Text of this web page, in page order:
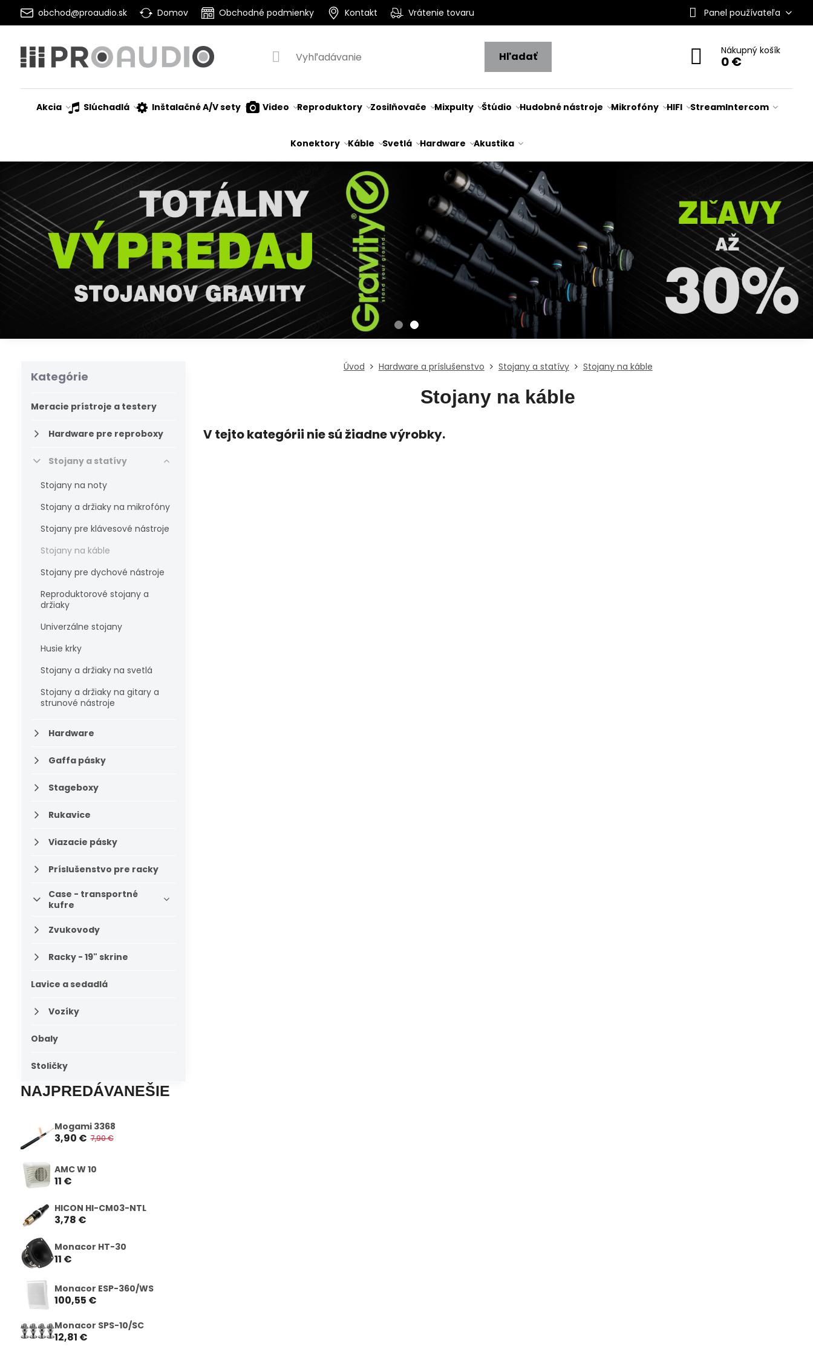
obchod@proaudio.sk Domov Obchodné podmienky Kontakt Vrátenie tovaru Panel používateľa
Hľadať Nákupný košík
0 €
Akcia Slúchadlá Inštalačné A/V sety Video Reproduktory Zosilňovače Mixpulty Štúdio Hudobné nástroje Mikrofóny HIFI StreamIntercom
Konektory Káble Svetlá Hardware Akustika
Úvod Hardware a príslušenstvo Stojany a statívy Stojany na káble
Stojany na káble
Kategórie
Meracie prístroje a testery
Hardware pre reproboxy
Stojany a statívy
Stojany na noty
Stojany a držiaky na mikrofóny
Stojany pre klávesové nástroje
Stojany na káble
Stojany pre dychové nástroje
Reproduktorové stojany a
držiaky
Univerzálne stojany
Husie krky
Stojany a držiaky na svetlá
Stojany a držiaky na gitary a
strunové nástroje
Hardware
Gaffa pásky
Stageboxy
Rukavice
Viazacie pásky
Príslušenstvo pre racky
Case - transportné
kufre
Zvukovody
Racky - 19" skrine
Lavice a sedadlá
Vozíky
Obaly
Stoličky
NAJPREDÁVANEŠIE
Mogami 3368
3,90 € 7,90 €
AMC W 10
11 €
HICON HI-CM03-NTL
3,78 €
Monacor HT-30
11 €
Monacor ESP-360/WS
100,55 €
Monacor SPS-10/SC
12,81 €